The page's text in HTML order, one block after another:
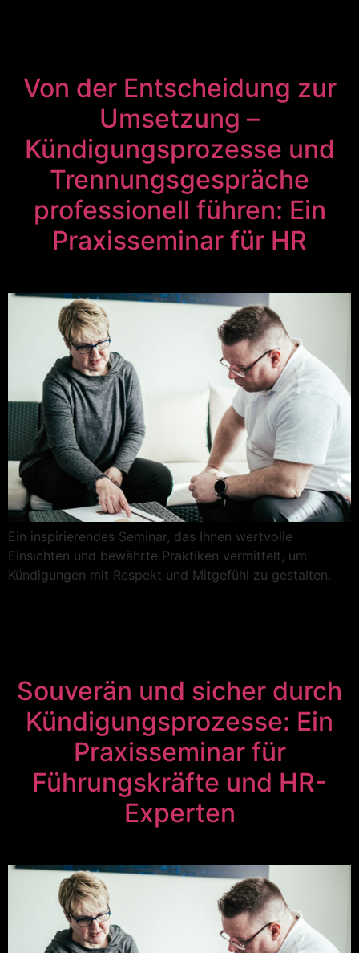
Von der Entscheidung zur
Umsetzung –
Kündigungsprozesse und
Trennungsgespräche
professionell führen: Ein
Praxisseminar für HR
Ein inspirierendes Seminar, das Ihnen wertvolle
Einsichten und bewährte Praktiken vermittelt, um
Kündigungen mit Respekt und Mitgefühl zu gestalten.
Souverän und sicher durch
Kündigungsprozesse: Ein
Praxisseminar für
Führungskräfte und HR-
Experten